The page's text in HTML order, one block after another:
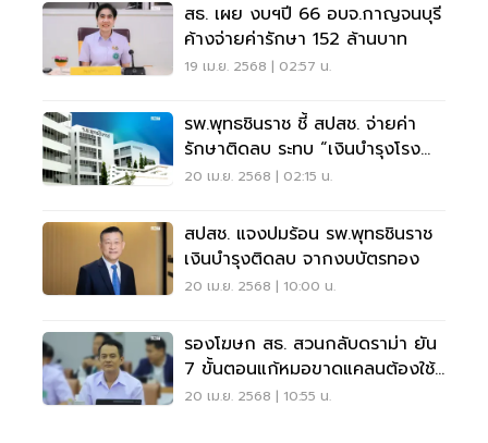
สธ. เผย งบฯปี 66 อบจ.กาญจนบุรี
ค้างจ่ายค่ารักษา 152 ล้านบาท
19 เม.ย. 2568 | 02:57 น.
รพ.พุทธชินราช ชี้ สปสช. จ่ายค่า
รักษาติดลบ ระทบ “เงินบำรุงโรง
พยาบาล”
20 เม.ย. 2568 | 02:15 น.
สปสช. แจงปมร้อน รพ.พุทธชินราช
เงินบำรุงติดลบ จากงบบัตรทอง
20 เม.ย. 2568 | 10:00 น.
รองโฆษก สธ. สวนกลับดราม่า ยัน
7 ขั้นตอนแก้หมอขาดแคลนต้องใช้
เวลา
20 เม.ย. 2568 | 10:55 น.